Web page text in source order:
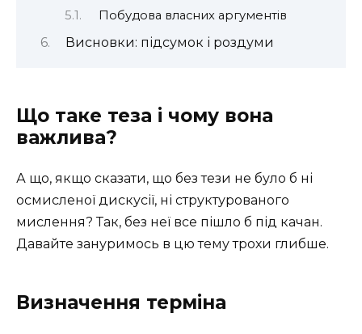
Побудова власних аргументів
Висновки: підсумок і роздуми
Що таке теза і чому вона
важлива?
А що, якщо сказати, що без тези не було б ні
осмисленої дискусії, ні структурованого
мислення? Так, без неї все пішло б під качан.
Давайте зануримось в цю тему трохи глибше.
Визначення терміна